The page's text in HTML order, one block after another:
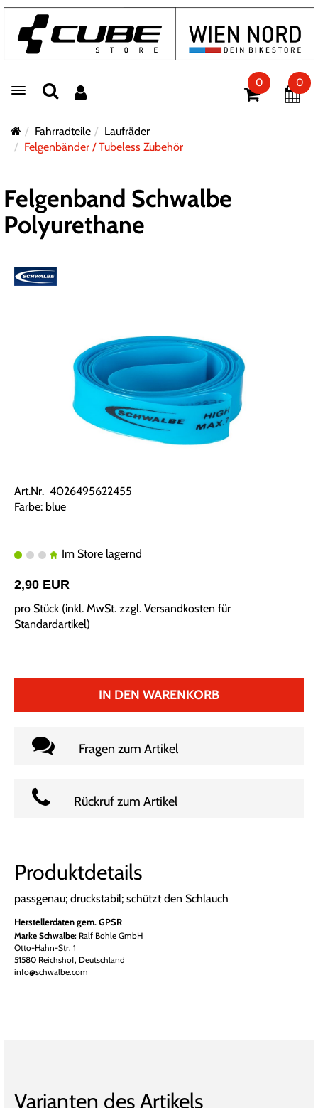
Toggle navigation
0 0
Fahrradteile
Laufräder
Felgenbänder / Tubeless Zubehör
Felgenband Schwalbe
Polyurethane
Art.Nr. 4026495622455
Farbe: blue
Im Store lagernd
2,90 EUR
pro Stück (inkl. MwSt. zzgl. Versandkosten für
Standardartikel)
IN DEN WARENKORB
Fragen zum Artikel
Rückruf zum Artikel
Produktdetails
passgenau; druckstabil; schützt den Schlauch
Herstellerdaten gem. GPSR
Marke Schwalbe: Ralf Bohle GmbH
Otto-Hahn-Str. 1
51580 Reichshof, Deutschland
info@schwalbe.com
Varianten des Artikels